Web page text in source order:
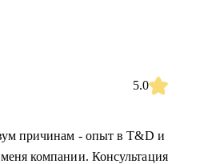
5.0
причинам - опыт в T&D и
компании. Консультация